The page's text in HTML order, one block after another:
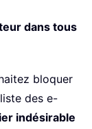
dans tous
bloquer
des e-
indésirable